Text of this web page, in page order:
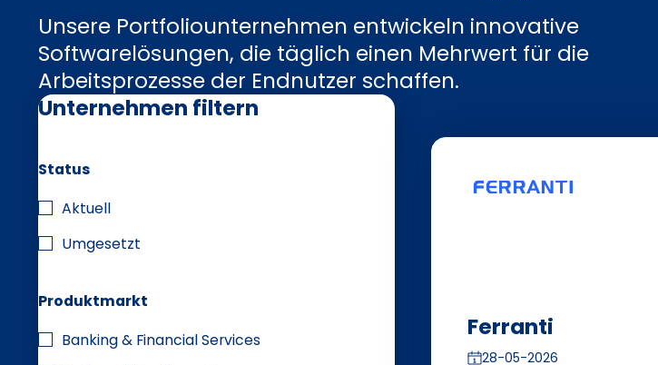
Unsere Portfoliounternehmen entwickeln innovative
Softwarelösungen, die täglich einen Mehrwert für die
Arbeitsprozesse der Endnutzer schaffen.
Unternehmen filtern
Status
Aktuell
Umgesetzt
Produktmarkt
Banking & Financial Services
Ferranti
28-05-2026